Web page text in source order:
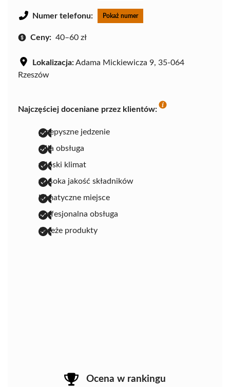
Numer telefonu: Pokaż numer
Ceny: 40–60 zł
Lokalizacja:Adama Mickiewicza 9, 35-064
Rzeszów
Najczęściej doceniane przez klientów:
przepyszne jedzenie
miła obsługa
włoski klimat
wysoka jakość składników
klimatyczne miejsce
profesjonalna obsługa
świeże produkty
Ocena w rankingu